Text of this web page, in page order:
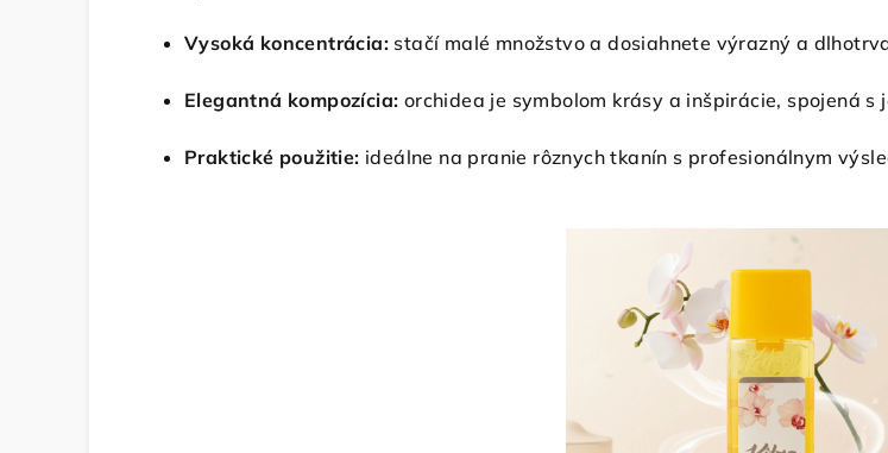
Vysoká koncentrácia: stačí malé množstvo a dosiahnete výrazný a
Elegantná kompozícia: orchidea je symbolom krásy a inšpirácie, spojená
Praktické použitie: ideálne na pranie rôznych tkanín s profesionálnym